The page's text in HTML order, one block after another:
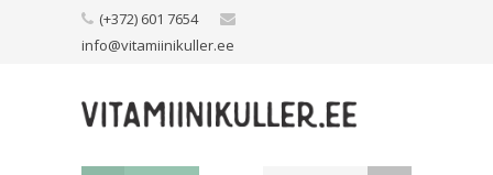
(+372) 601 7654
info@vitamiinikuller.ee